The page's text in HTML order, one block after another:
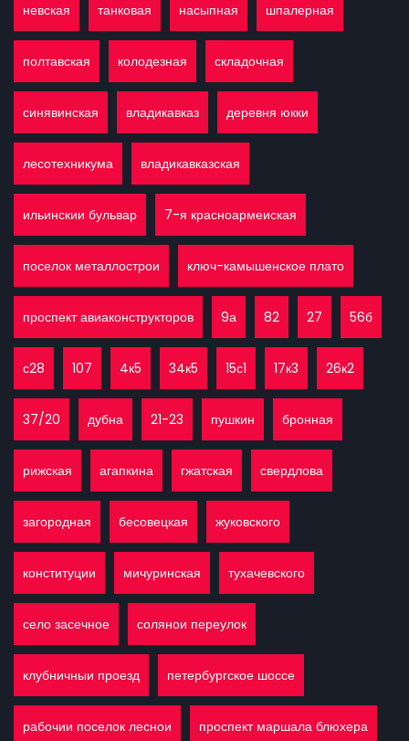
невская танковая насыпная шпалерная
полтавская колодезная складочная
синявинская владикавказ деревня юкки
лесотехникума владикавказская
ильинскии бульвар 7-я красноармеиская
поселок металлострои ключ-камышенское плато
проспект авиаконструкторов 9а 82 27 56б
с28 107 4к5 34к5 15с1 17к3 26к2
37/20 дубна 21-23 пушкин бронная
рижская агапкина гжатская свердлова
загородная бесовецкая жуковского
конституции мичуринская тухачевского
село засечное солянои переулок
клубничныи проезд петербургское шоссе
рабочии поселок леснои проспект маршала блюхера